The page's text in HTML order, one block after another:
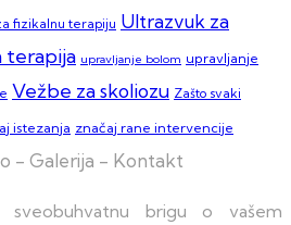
fizikalnu terapiju Ultrazvuk za
terapija upravljanje bolom upravljanje
Vežbe za skoliozu Zašto svaki
istezanja značaj rane intervencije
sveobuhvatnu brigu o vašem